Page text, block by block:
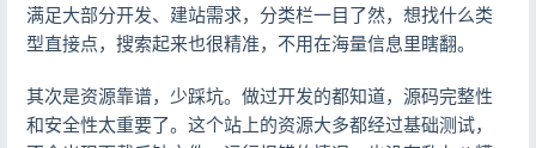
满足大部分开发、建站需求，分类栏一目了然，想找什么类
型直接点，搜索起来也很精准，不用在海量信息里瞎翻。
其次是资源靠谱，少踩坑。做过开发的都知道，源码完整性
和安全性太重要了。这个站上的资源大多都经过基础测试，